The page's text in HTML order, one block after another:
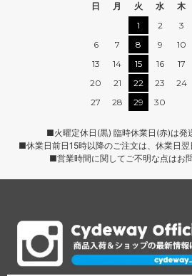
日
月 火 水 木
1
2 3
6
7 8 9 10
13
14 15 16 17
20
21 22 23 24
27
28 29 30
■火曜定休日(黒) 臨時休業日(赤)は発
■休業日前日15時以降のご注文は、休業日翌
■営業時間に関してご不明な点はお